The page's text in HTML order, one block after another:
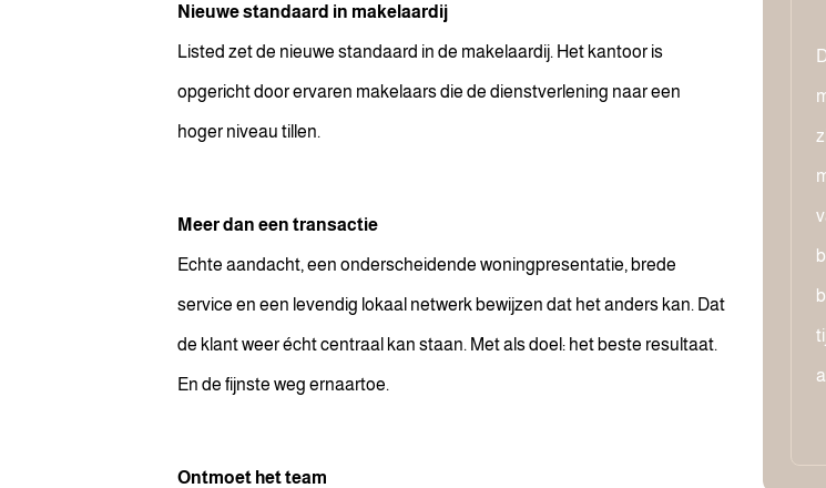
Nieuwe standaard in makelaardij
Listed zet de nieuwe standaard in de makelaardij. Het kantoor is
opgericht door ervaren makelaars die de dienstverlening naar een
hoger niveau tillen.
Meer dan een transactie
Echte aandacht, een onderscheidende woningpresentatie, brede
service en een levendig lokaal netwerk bewijzen dat het anders kan. Dat
de klant weer écht centraal kan staan. Met als doel: het beste resultaat.
En de fijnste weg ernaartoe.
Ontmoet het team